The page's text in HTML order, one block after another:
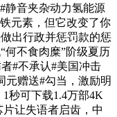
静音夹杂动力氢能源
元素，但它改变了你
出行政并惩罚款的惩
何不食肉糜”阶级夏历
#不承认#美国冲击
元赠送#勾当，激励明
秒可下载1.4万部4K
让失语者启齿，中